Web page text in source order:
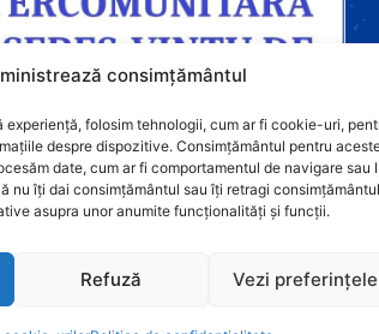
consimțământul
experiență, folosim tehnologii, cum ar fi cookie-uri,
despre dispozitive. Consimțământul pentru
date, cum ar fi comportamentul de navigare sau
nu îți dai consimțământul sau îți retragi consimțământul
asupra unor anumite funcționalități și funcții.
Refuză Vezi preferințele